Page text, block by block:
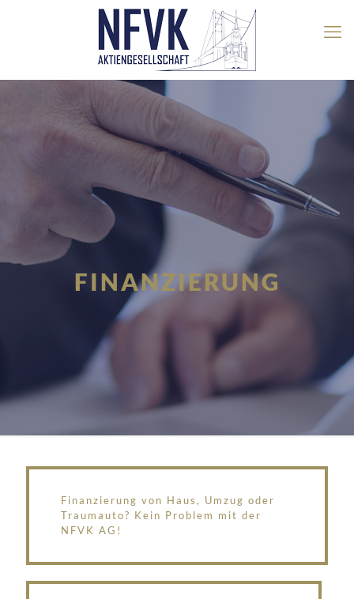
FINANZIERUNG
Finanzierung von Haus, Umzug oder
Traumauto? Kein Problem mit der
NFVK AG!